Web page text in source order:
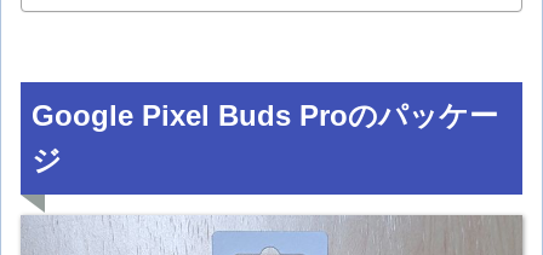
Google Pixel Buds Proのパッケー
ジ